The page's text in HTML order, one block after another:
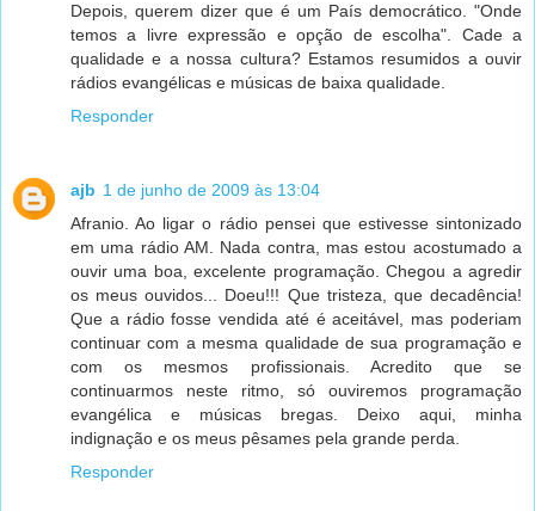
Depois, querem dizer que é um País democrático. "Onde
temos a livre expressão e opção de escolha". Cade a
qualidade e a nossa cultura? Estamos resumidos a ouvir
rádios evangélicas e músicas de baixa qualidade.
Responder
ajb 1 de junho de 2009 às 13:04
Afranio. Ao ligar o rádio pensei que estivesse sintonizado
em uma rádio AM. Nada contra, mas estou acostumado a
ouvir uma boa, excelente programação. Chegou a agredir
os meus ouvidos... Doeu!!! Que tristeza, que decadência!
Que a rádio fosse vendida até é aceitável, mas poderiam
continuar com a mesma qualidade de sua programação e
com os mesmos profissionais. Acredito que se
continuarmos neste ritmo, só ouviremos programação
evangélica e músicas bregas. Deixo aqui, minha
indignação e os meus pêsames pela grande perda.
Responder